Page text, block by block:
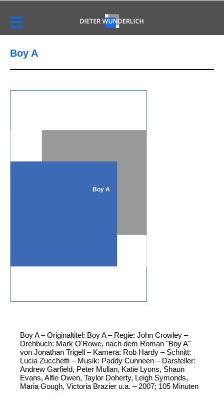
Boy A
Boy A
Boy A – Originaltitel: Boy A – Regie: John Crowley –
Drehbuch: Mark O'Rowe, nach dem Roman "Boy A"
von Jonathan Trigell – Kamera: Rob Hardy – Schnitt:
Lucia Zucchetti – Musik: Paddy Cunneen – Darsteller:
Andrew Garfield, Peter Mullan, Katie Lyons, Shaun
Evans, Alfie Owen, Taylor Doherty, Leigh Symonds,
Maria Gough, Victoria Brazier u.a. – 2007; 105 Minuten